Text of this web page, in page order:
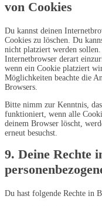
von Cookies
Du kannst deinen
Cookies zu löschen. Du
nicht platziert werden
Internetbrowser derart
wenn ein Cookie platziert
Möglichkeiten beachte die
Browsers.
Bitte nimm zur Kenntnis,
funktioniert, wenn alle
deinem Browser löscht,
erneut besuchst.
9. Deine Rechte
Du hast folgende Rechte in